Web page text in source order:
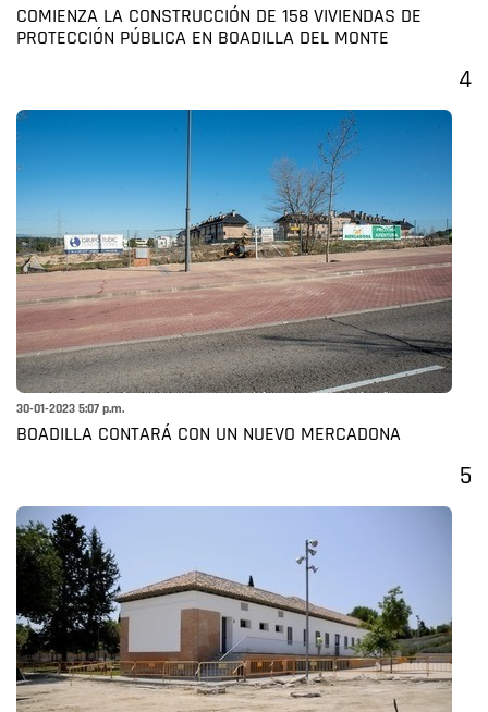
COMIENZA LA CONSTRUCCIÓN DE 158 VIVIENDAS DE
PROTECCIÓN PÚBLICA EN BOADILLA DEL MONTE
4
30-01-2023 5:07 p.m.
BOADILLA CONTARÁ CON UN NUEVO MERCADONA
5